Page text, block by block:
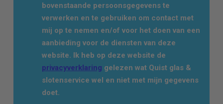
bovenstaande persoonsgegevens te
verwerken en te gebruiken om contact met
mij op te nemen en/of voor het doen van een
aanbieding voor de diensten van deze
website. Ik heb op deze website de
privacyverklaring gelezen wat Quist glas &
slotenservice wel en niet met mijn gegevens
doet.